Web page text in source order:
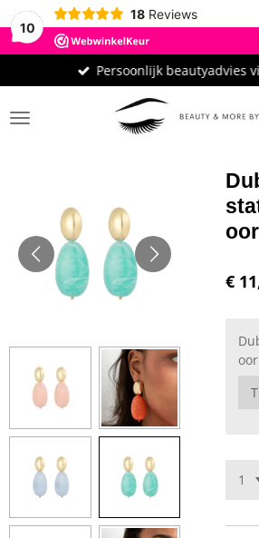
10
18 Reviews
Persoonlijk beautyadvies
€